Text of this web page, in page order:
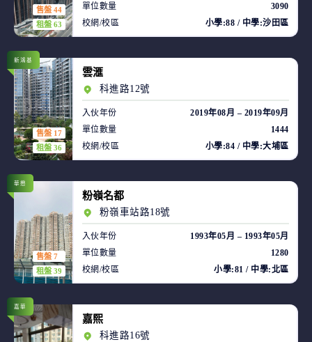
售盤 44
租盤 63
單位數量
3090
校網/校區
小學:88 / 中學:沙田區
售盤 17
租盤 36
新鴻基
雲滙
科進路12號
入伙年份
2019年08月 – 2019年09月
單位數量
1444
校網/校區
小學:84 / 中學:大埔區
售盤 7
租盤 39
華懋
粉嶺名都
粉嶺車站路18號
入伙年份
1993年05月 – 1993年05月
單位數量
1280
校網/校區
小學:81 / 中學:北區
嘉華
嘉熙
科進路16號